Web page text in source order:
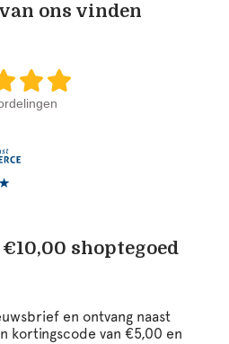
ons vinden
shoptegoed
en ontvang naast
kortingscode van €5,00 en